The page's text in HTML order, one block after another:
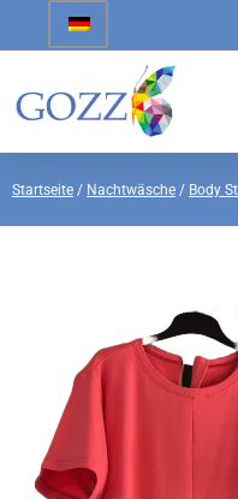
Startseite / Nachtwäsche / Body